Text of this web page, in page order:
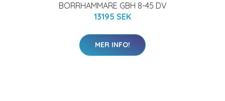
BORRHAMMARE GBH 8-45 DV
13195 SEK
MER INFO!